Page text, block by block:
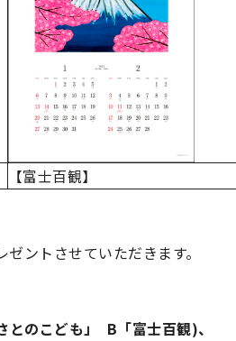
【富士百観】
ントさせていただきます。
とのこども」 B「富士百観)、